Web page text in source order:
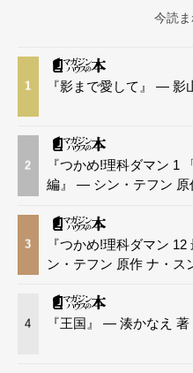
今読
1 『影まで愛して』 — 影
2
『つかめ!理科ダマン 1
編』 — シン・テフン 原
3
『つかめ!理科ダマン
ン・テフン 原作 ナ・ス
4 『王国』 — 湊かなえ 著